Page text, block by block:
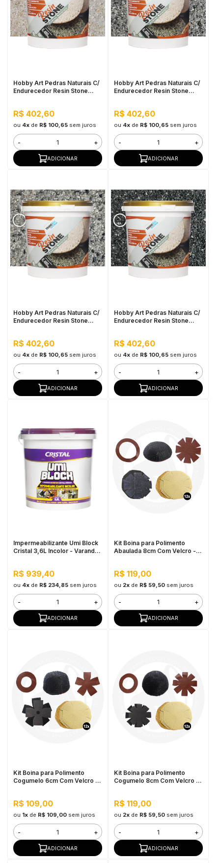
Hobby Art Pedras Naturais C/
Endurecedor Resin Stone
R$ 402,60
ou 4xde R$ 100,65 sem juros
- +
ADICIONAR
Hobby Art Pedras Naturais C/
Endurecedor Resin Stone
R$ 402,60
ou 4xde R$ 100,65 sem juros
- +
ADICIONAR
Hobby Art Pedras Naturais C/
Endurecedor Resin Stone
R$ 402,60
ou 4xde R$ 100,65 sem juros
- +
ADICIONAR
Hobby Art Pedras Naturais C/
Endurecedor Resin Stone
R$ 402,60
ou 4xde R$ 100,65 sem juros
- +
ADICIONAR
Impermeabilizante Umi Block
Cristal 3,6L Incolor - Varandas
R$ 939,40
ou 4xde R$ 234,85 sem juros
- +
ADICIONAR
Kit Boina para Polimento
Abaulada 8cm Com Velcro -
R$ 119,00
ou 2xde R$ 59,50 sem juros
- +
ADICIONAR
Kit Boina para Polimento
Cogumelo 6cm Com Velcro -
R$ 109,00
ou 1xde R$ 109,00 sem juros
- +
ADICIONAR
Kit Boina para Polimento
Cogumelo 8cm Com Velcro -
R$ 119,00
ou 2xde R$ 59,50 sem juros
- +
ADICIONAR